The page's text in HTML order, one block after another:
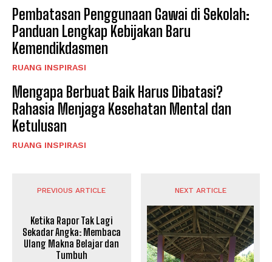
Pembatasan Penggunaan Gawai di Sekolah:
Panduan Lengkap Kebijakan Baru
Kemendikdasmen
RUANG INSPIRASI
Mengapa Berbuat Baik Harus Dibatasi?
Rahasia Menjaga Kesehatan Mental dan
Ketulusan
RUANG INSPIRASI
PREVIOUS ARTICLE
Ketika Rapor Tak Lagi
Sekadar Angka: Membaca
Ulang Makna Belajar dan
Tumbuh
NEXT ARTICLE